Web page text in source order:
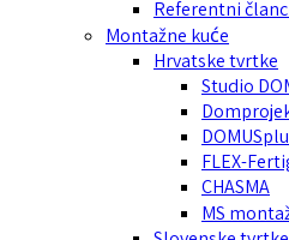
Referentni
Montažne kuće
Hrvatske tvrtke
Studio
FLEX-
CHASMA
MS